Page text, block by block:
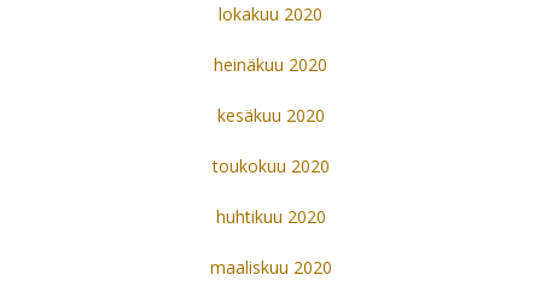
lokakuu 2020
heinäkuu 2020
kesäkuu 2020
toukokuu 2020
huhtikuu 2020
maaliskuu 2020